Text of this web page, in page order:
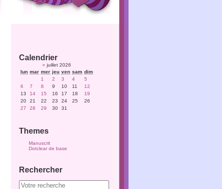
Calendrier
« juillet 2026
lun mar mer jeu ven sam dim
1
2 3 4
5
6
7 8 9 10 11
12
13
14 15 16 17 18
19
20
21 22 23 24 25
26
27
28 29 30 31
Themes
Manuscrit
Dotclear de base
Rechercher